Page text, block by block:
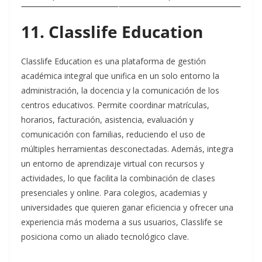
11. Classlife Education
Classlife Education es una plataforma de gestión
académica integral que unifica en un solo entorno la
administración, la docencia y la comunicación de los
centros educativos. Permite coordinar matrículas,
horarios, facturación, asistencia, evaluación y
comunicación con familias, reduciendo el uso de
múltiples herramientas desconectadas. Además, integra
un entorno de aprendizaje virtual con recursos y
actividades, lo que facilita la combinación de clases
presenciales y online. Para colegios, academias y
universidades que quieren ganar eficiencia y ofrecer una
experiencia más moderna a sus usuarios, Classlife se
posiciona como un aliado tecnológico clave.